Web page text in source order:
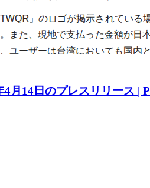
月14日のプレスリリース |